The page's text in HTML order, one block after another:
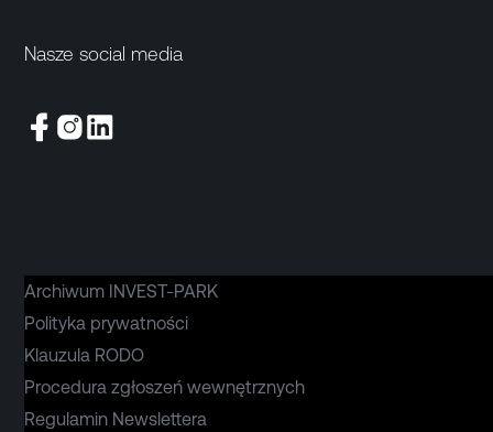
Nasze social media
Archiwum INVEST-PARK
Polityka prywatności
Klauzula RODO
Procedura zgłoszeń wewnętrznych
Regulamin Newslettera